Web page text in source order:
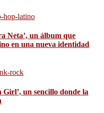
Neta’, un álbum que
en una nueva identidad
Girl’, un sencillo donde la